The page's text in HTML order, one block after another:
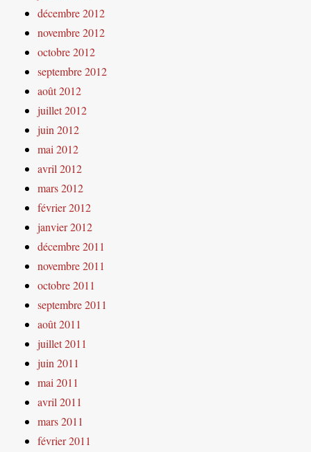
décembre 2012
novembre 2012
octobre 2012
septembre 2012
août 2012
juillet 2012
juin 2012
mai 2012
avril 2012
mars 2012
février 2012
janvier 2012
décembre 2011
novembre 2011
octobre 2011
septembre 2011
août 2011
juillet 2011
juin 2011
mai 2011
avril 2011
mars 2011
février 2011